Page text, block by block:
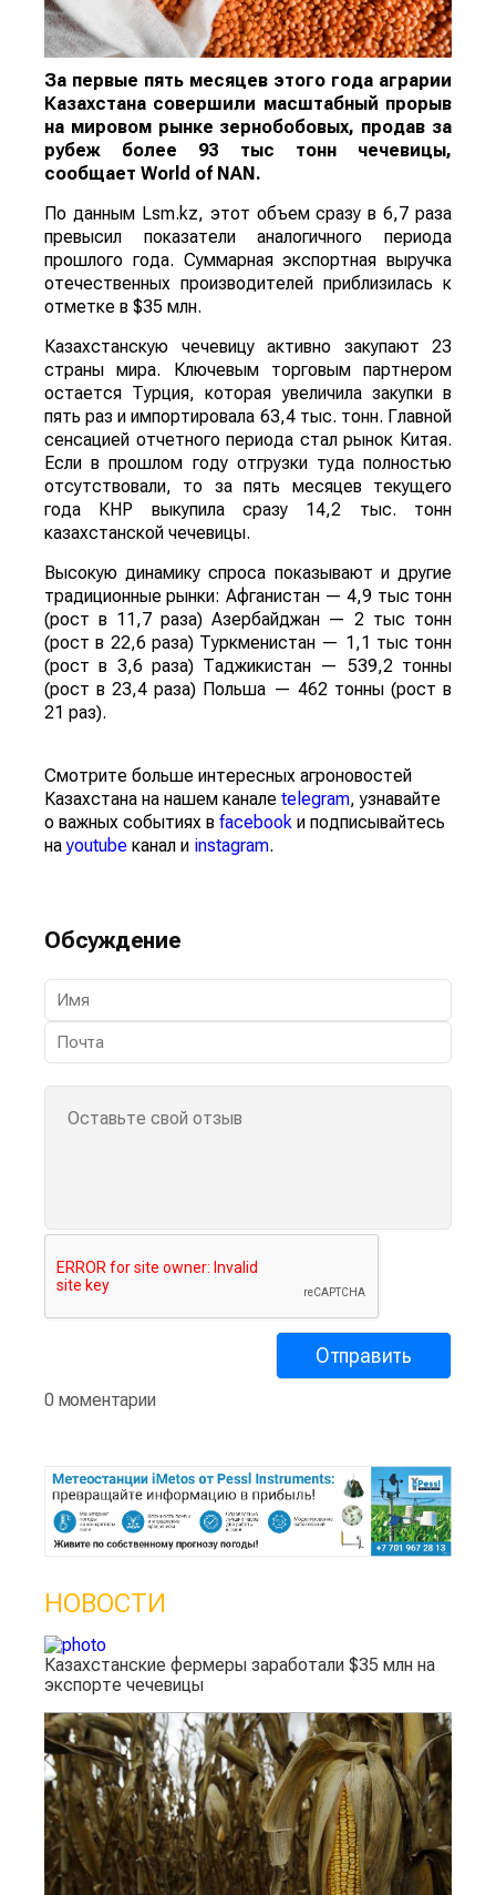
За первые пять месяцев этого года аграрии
Казахстана совершили масштабный прорыв
на мировом рынке зернобобовых, продав за
рубеж более 93 тыс тонн чечевицы,
сообщает World of NAN .
По данным Lsm.kz, этот объем сразу в 6,7 раза
превысил показатели аналогичного периода
прошлого года. Суммарная экспортная выручка
отечественных производителей приблизилась к
отметке в $35 млн.
Казахстанскую чечевицу активно закупают 23
страны мира. Ключевым торговым партнером
остается Турция, которая увеличила закупки в
пять раз и импортировала 63,4 тыс. тонн. Главной
сенсацией отчетного периода стал рынок Китая.
Если в прошлом году отгрузки туда полностью
отсутствовали, то за пять месяцев текущего
года КНР выкупила сразу 14,2 тыс. тонн
казахстанской чечевицы.
Высокую динамику спроса показывают и другие
традиционные рынки: Афганистан — 4,9 тыс тонн
(рост в 11,7 раза) Азербайджан — 2 тыс тонн
(рост в 22,6 раза) Туркменистан — 1,1 тыс тонн
(рост в 3,6 раза) Таджикистан — 539,2 тонны
(рост в 23,4 раза) Польша — 462 тонны (рост в
21 раз).
Смотрите больше интересных агроновостей
Казахстана на нашем канале telegram, узнавайте
о важных событиях в facebook и подписывайтесь
наyoutube канал и instagram.
Обсуждение
0 моментарии
НОВОСТИ
Казахстанские фермеры заработали $35 млн на
экспорте чечевицы